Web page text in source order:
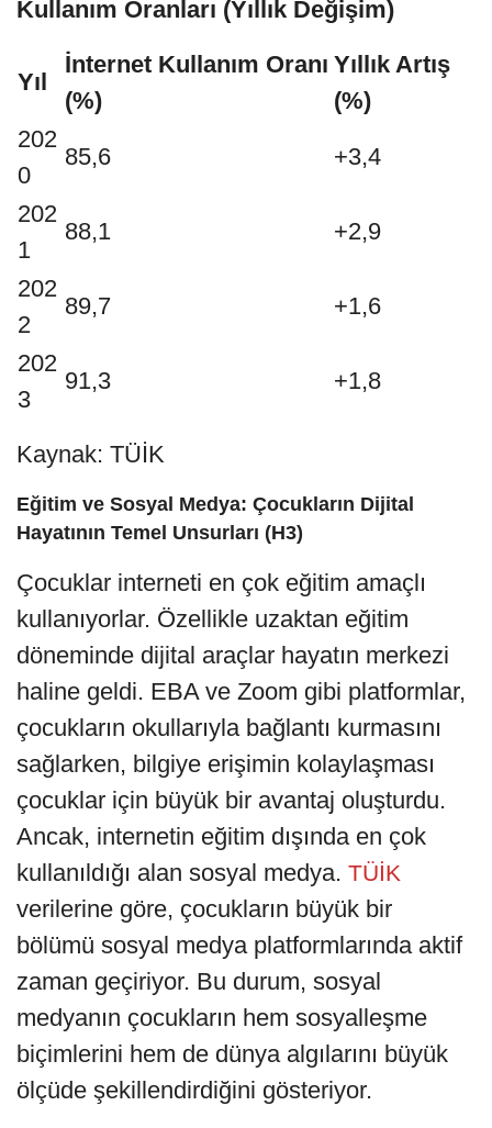
Kullanım Oranları (Yıllık Değişim)
Yıl
İnternet Kullanım Oranı
(%)
Yıllık Artış
(%)
202
0
85,6 +3,4
202
1
88,1 +2,9
202
2
89,7 +1,6
202
3
91,3 +1,8
Kaynak: TÜİK
Eğitim ve Sosyal Medya: Çocukların Dijital
Hayatının Temel Unsurları (H3)
Çocuklar interneti en çok eğitim amaçlı
kullanıyorlar. Özellikle uzaktan eğitim
döneminde dijital araçlar hayatın merkezi
haline geldi. EBA ve Zoom gibi platformlar,
çocukların okullarıyla bağlantı kurmasını
sağlarken, bilgiye erişimin kolaylaşması
çocuklar için büyük bir avantaj oluşturdu.
Ancak, internetin eğitim dışında en çok
kullanıldığı alan sosyal medya. TÜİK
verilerine göre, çocukların büyük bir
bölümü sosyal medya platformlarında aktif
zaman geçiriyor. Bu durum, sosyal
medyanın çocukların hem sosyalleşme
biçimlerini hem de dünya algılarını büyük
ölçüde şekillendirdiğini gösteriyor.